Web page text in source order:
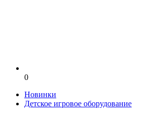
0
Новинки
Детское игровое оборудование